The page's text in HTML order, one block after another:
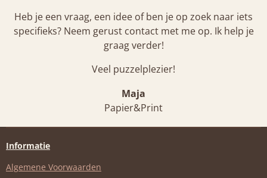
Heb je een vraag, een idee of ben je op zoek naar iets
specifieks? Neem gerust contact met me op. Ik help je
graag verder!
Veel puzzelplezier!
Maja
Papier&Print
Informatie
Algemene Voorwaarden